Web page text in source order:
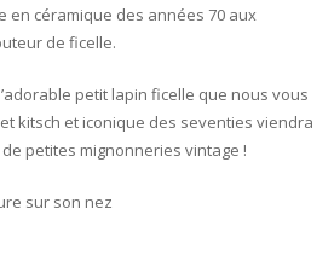
en céramique des années 70 aux
de ficelle.
petit lapin ficelle que nous vous
kitsch et iconique des seventies viendra
petites mignonneries vintage !
sur son nez